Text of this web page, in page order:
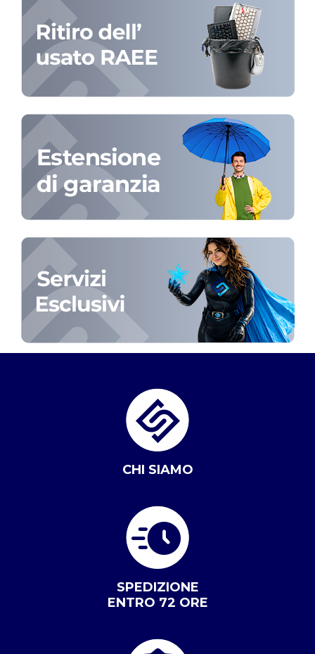
CHI SIAMO
SPEDIZIONE
ENTRO 72 ORE